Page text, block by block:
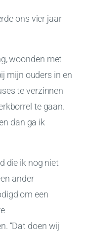
ons vier jaar
woonden met
mijn ouders in en
te verzinnen
te gaan.
dan ga ik
die ik nog niet
ander
om een
“Dat doen wij